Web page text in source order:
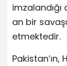
imzalandığı
an bir
etmektedir.